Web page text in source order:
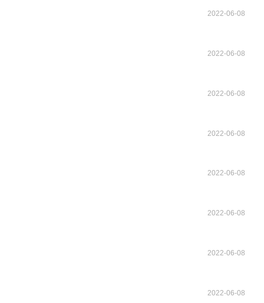
2022-06-08
2022-06-08
2022-06-08
2022-06-08
2022-06-08
2022-06-08
2022-06-08
2022-06-08